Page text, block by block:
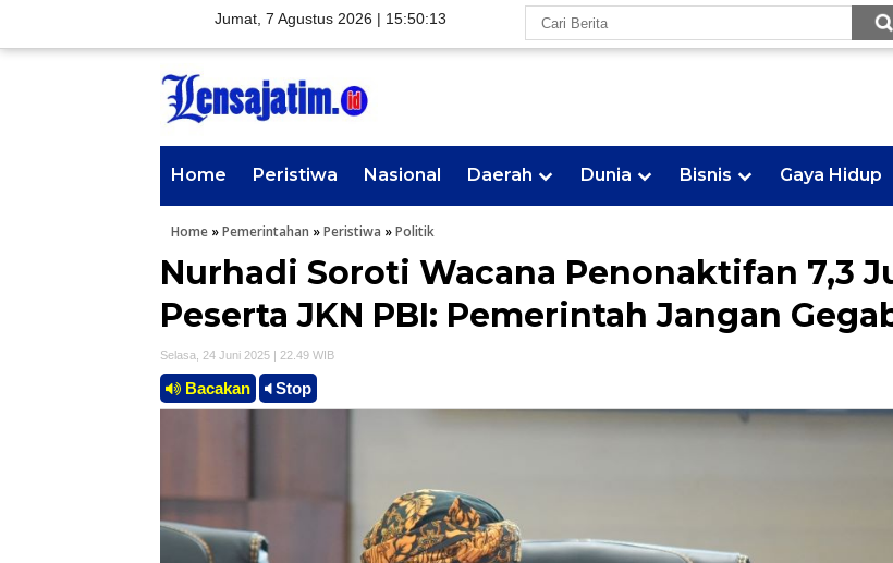
Jumat, 7 Agustus 2026 | 15:50:14
Home Peristiwa Nasional Daerah Dunia Bisnis Gaya Hidup
Home »Pemerintahan »Peristiwa »Politik
Nurhadi Soroti Wacana Penonaktifan 7,3
Peserta JKN PBI: Pemerintah Jangan
Selasa, 24 Juni 2025 | 22.49 WIB
Bacakan Stop